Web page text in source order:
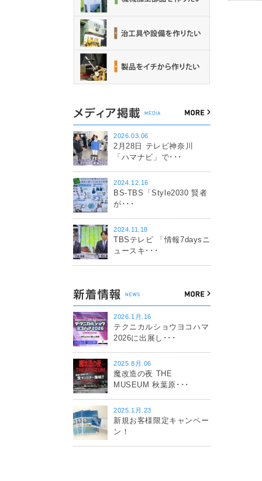
2026.03.06
2月28日 テレビ神奈川
「ハマナビ」で･･･
2024.12.16
BS-TBS「Style2030 賢者
が･･･
2024.11.18
TBSテレビ 「情報7daysニ
ュースキ･･･
2026.1月.16
テクニカルショウヨコハマ
2026に出展し･･･
2025.8月.06
魔改造の夜 THE
MUSEUM 秋葉原･･･
2025.1月.23
新規お客様限定キャンペー
ン！